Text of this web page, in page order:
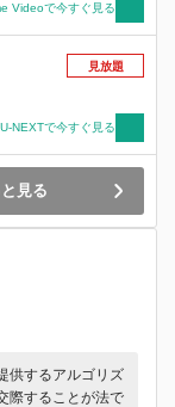
Videoで今すぐ見る
見放題
U-NEXTで今すぐ見る
見る
供するアルゴリズ
際することが法で